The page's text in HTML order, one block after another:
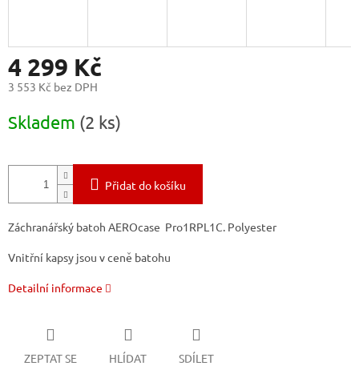
4 299 Kč
3 553 Kč bez DPH
cena:
Skladem (2 ks)
Přidat do košíku
Záchranářský batoh AEROcase Pro1RPL1C. Polyester
Vnitřní kapsy jsou v ceně batohu
Detailní informace
ZEPTAT SE HLÍDAT SDÍLET